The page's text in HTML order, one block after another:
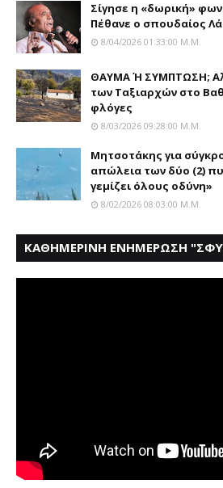
Σίγησε η «δωρική»
Πέθανε o σπουδαίος
8/04/2026 01:33:00 Μ.μ.
ΘΑΥΜΑ Ή ΣΥΜΠΤΩΣΗ;
των Tαξιαρχών στο
φλόγες
8/03/2026 09:28:00 Μ.μ.
Μητσοτάκης για
απώλεια των δύο (2)
γεμίζει όλους οδύνη»
8/02/2026 08:03:00 Μ.μ.
ΚΑΘΗΜΕΡΙΝΗ ΕΝΗΜΕΡΩΣΗ